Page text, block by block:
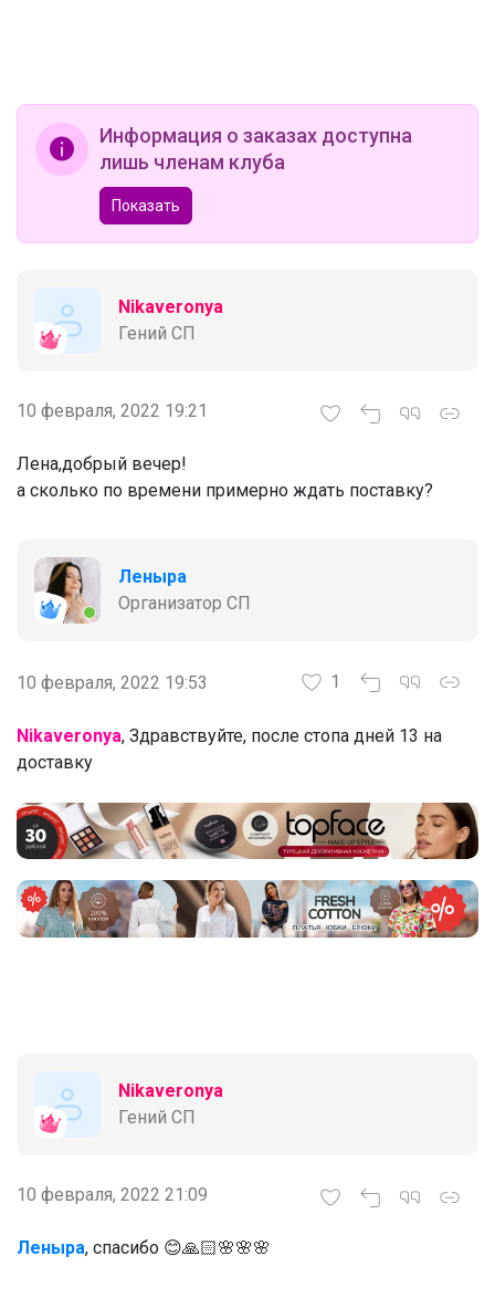
Информация о заказах доступна
лишь членам клуба
Показать
Nikaveronya
Гений СП
10 февраля, 2022 19:21
Лена,добрый вечер!
‌а сколько по времени примерно ждать поставку?
Леныра
Организатор СП
10 февраля, 2022 19:53 1
Nikaveronya, Здравствуйте, после стопа дней 13 на
доставку
Nikaveronya
Гений СП
10 февраля, 2022 21:09
Леныра, спасибо 😊🙏🏻🌸🌸🌸